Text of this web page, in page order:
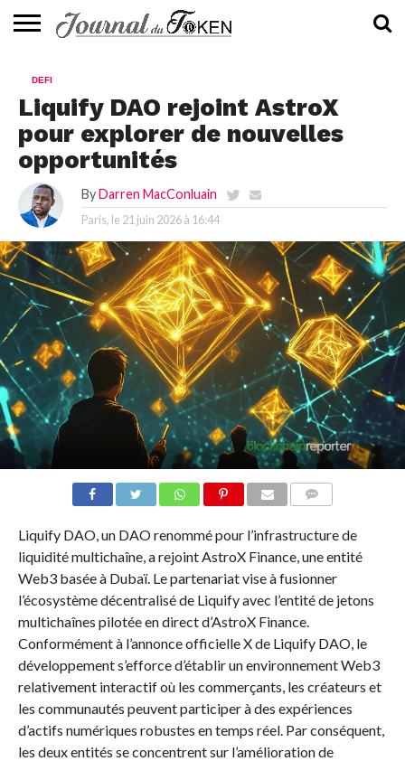
📰
EVALUATION
GUIDE
TENDANCES
À
CONTACTEZ-
DEFI
Liquify DAO rejoint AstroX
pour explorer de nouvelles
opportunités
By Darren MacConluain
Paris, le 21 juin 2026 à 16:44
Liquify DAO, un DAO renommé pour l’infrastructure de
liquidité multichaîne, a rejoint AstroX Finance, une entité
Web3 basée à Dubaï. Le partenariat vise à fusionner
l’écosystème décentralisé de Liquify avec l’entité de jetons
multichaînes pilotée en direct d’AstroX Finance.
Conformément à l’annonce officielle X de Liquify DAO, le
développement s’efforce d’établir un environnement Web3
relativement interactif où les commerçants, les créateurs et
les communautés peuvent participer à des expériences
d’actifs numériques robustes en temps réel. Par conséquent,
les deux entités se concentrent sur l’amélioration de